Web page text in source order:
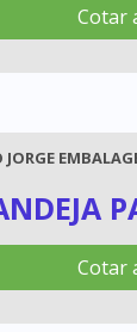
Cotar
JORGE
Cotar